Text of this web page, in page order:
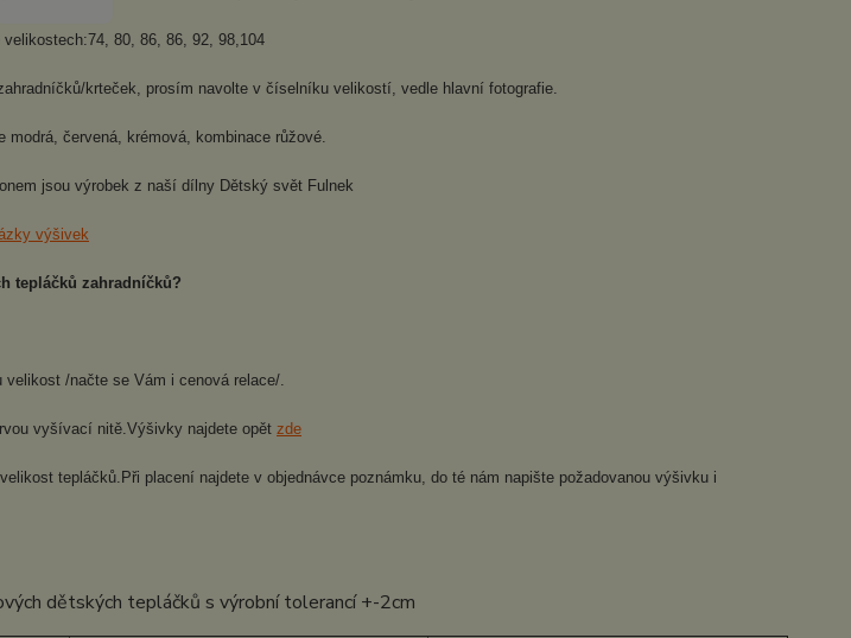
80, 86, 86, 92, 98,104
krteček, prosím navolte v číselníku velikostí, vedle hlavní fotografie.
červená, krémová, kombinace růžové.
jsou výrobek z naší dílny Dětský svět Fulnek
výšivek
tepláčků zahradníčků?
velikost /načte se Vám i cenová relace/.
vyšívací nitě.Výšivky najdete opět zde
tepláčků.Při placení najdete v objednávce poznámku, do té nám napište požadovanou výšivku i
dětských tepláčků s výrobní tolerancí +-2cm